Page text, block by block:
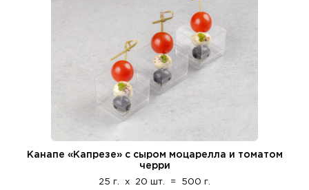
Канапе «Капрезе» с сыром моцарелла и томатом
черри
25 г. x 20 шт. = 500 г.